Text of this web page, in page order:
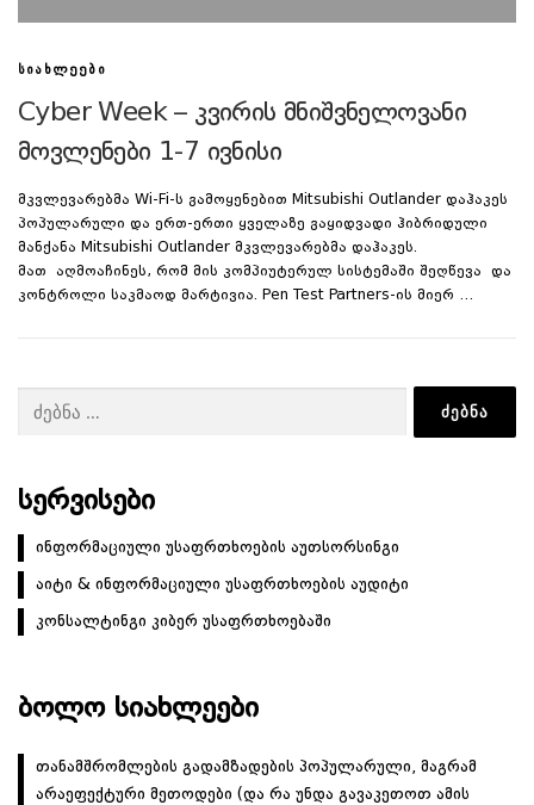
ᲡᲘᲐᲮᲚᲔᲔᲑᲘ
Cyber Week – კვირის მნიშვნელოვანი
მოვლენები 1-7 ივნისი
მკვლევარებმა Wi-Fi-ს გამოყენებით Mitsubishi Outlander დაჰაკეს
პოპულარული და ერთ-ერთი ყველაზე გაყიდვადი ჰიბრიდული
მანქანა Mitsubishi Outlander მკვლევარებმა დაჰაკეს.
მათ აღმოაჩინეს, რომ მის კომპიუტერულ სისტემაში შეღწევა და
კონტროლი საკმაოდ მარტივია. Pen Test Partners-ის მიერ …
ᲡᲔᲠᲕᲘᲡᲔᲑᲘ
ინფორმაციული უსაფრთხოების აუთსორსინგი
აიტი & ინფორმაციული უსაფრთხოების აუდიტი
კონსალტინგი კიბერ უსაფრთხოებაში
ᲑᲝᲚᲝ ᲡᲘᲐᲮᲚᲔᲔᲑᲘ
თანამშრომლების გადამზადების პოპულარული, მაგრამ
არაეფექტური მეთოდები (და რა უნდა გავაკეთოთ ამის